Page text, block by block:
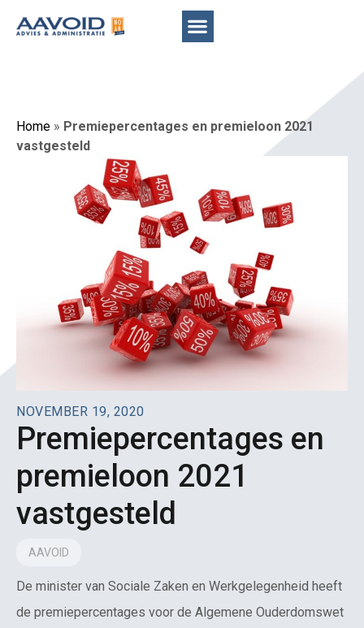
Home » Premiepercentages en premieloon 2021
vastgesteld
NOVEMBER 19, 2020
Premiepercentages en
premieloon 2021
vastgesteld
AAVOID
De minister van Sociale Zaken en Werkgelegenheid heeft
de premiepercentages voor de Algemene Ouderdomswet